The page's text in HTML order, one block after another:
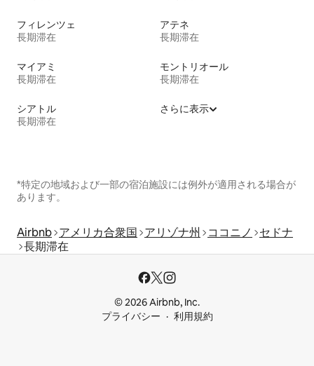
フィレンツェ
長期滞在
アテネ
長期滞在
マイアミ
長期滞在
モントリオール
長期滞在
シアトル
長期滞在
さらに表示
*特定の地域および一部の宿泊施設には例外が適用される場合が
あります。
Airbnb アメリカ合衆国 アリゾナ州 ココニノ
セドナ
長期滞在
© 2026 Airbnb, Inc.
プライバシー
利用規約